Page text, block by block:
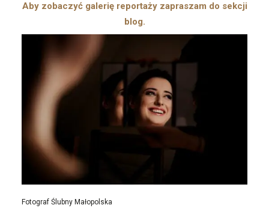
Aby zobaczyć galerię reportaży zapraszam do sekcji
blog.
Fotograf Ślubny Małopolska